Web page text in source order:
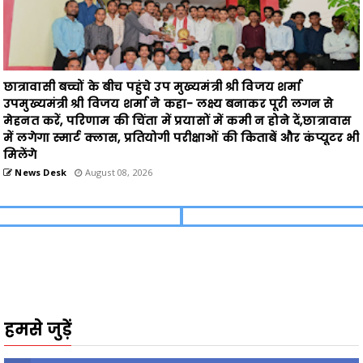
छात्रावासी बच्चों के बीच पहुंचे उप मुख्यमंत्री श्री विजय शर्मा
उपमुख्यमंत्री श्री विजय शर्मा ने कहा- लक्ष्य बनाकर पूरी लगन से
मेहनत करें, परिणाम की चिंता में प्रयासों में कमी न होने दें,छात्रावास
में लगेगा स्मार्ट क्लास, प्रतियोगी परीक्षाओं की किताबें और कंप्यूटर भी
मिलेंगे
News Desk August 08, 2026
2340
3290 Followers